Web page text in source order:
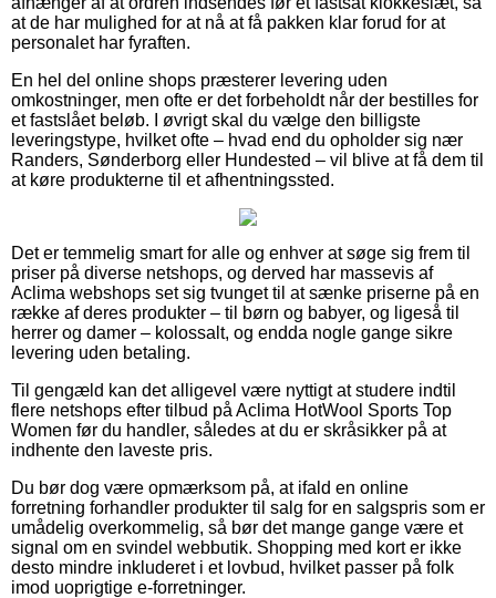
at de har mulighed for at nå at få pakken klar forud for at
personalet har fyraften.
En hel del online shops præsterer levering uden
omkostninger, men ofte er det forbeholdt når der bestilles for
et fastslået beløb. I øvrigt skal du vælge den billigste
leveringstype, hvilket ofte – hvad end du opholder sig nær
Randers, Sønderborg eller Hundested – vil blive at få dem til
at køre produkterne til et afhentningssted.
Det er temmelig smart for alle og enhver at søge sig frem til
priser på diverse netshops, og derved har massevis af
Aclima webshops set sig tvunget til at sænke priserne på en
række af deres produkter – til børn og babyer, og ligeså til
herrer og damer – kolossalt, og endda nogle gange sikre
levering uden betaling.
Til gengæld kan det alligevel være nyttigt at studere indtil
flere netshops efter tilbud på Aclima HotWool Sports Top
Women før du handler, således at du er skråsikker på at
indhente den laveste pris.
Du bør dog være opmærksom på, at ifald en online
forretning forhandler produkter til salg for en salgspris som er
umådelig overkommelig, så bør det mange gange være et
signal om en svindel webbutik. Shopping med kort er ikke
desto mindre inkluderet i et lovbud, hvilket passer på folk
imod uoprigtige e-forretninger.